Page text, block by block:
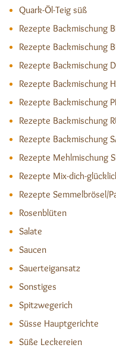
Quark-Öl-Teig süß
Rezepte Backmischung
Rezepte Backmischung
Rezepte Backmischung
Rezepte Backmischung
Rezepte Backmischung
Rezepte Backmischung
Rezepte Backmischung
Rezepte Mehlmischung
Rezepte Mix-dich-
Rezepte Semmelbrösel/
Rosenblüten
Salate
Saucen
Sauerteigansatz
Sonstiges
Spitzwegerich
Süsse Hauptgerichte
Süße Leckereien